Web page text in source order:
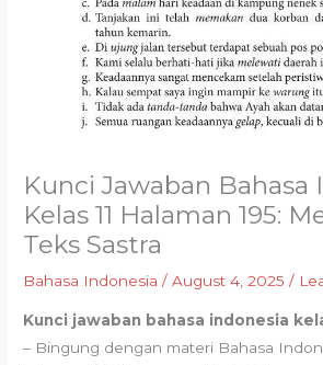
Kunci Jawaban Bahasa
Kelas 11 Halaman 195:
Teks Sastra
Bahasa Indonesia /August 4, 2025/
Kunci jawaban bahasa indonesia
– Bingung dengan materi Bahasa